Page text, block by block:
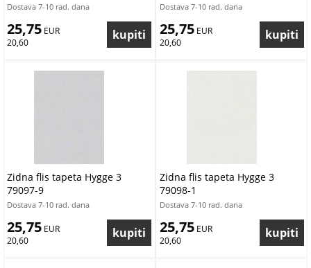
Dostava 7-10 rad. dana
25,75 EUR
20,60
Dostava 7-10 rad. dana
25,75 EUR
20,60
Zidna flis tapeta Hygge 3
79097-9
Dostava 7-10 rad. dana
25,75 EUR
20,60
Zidna flis tapeta Hygge 3
79098-1
Dostava 7-10 rad. dana
25,75 EUR
20,60